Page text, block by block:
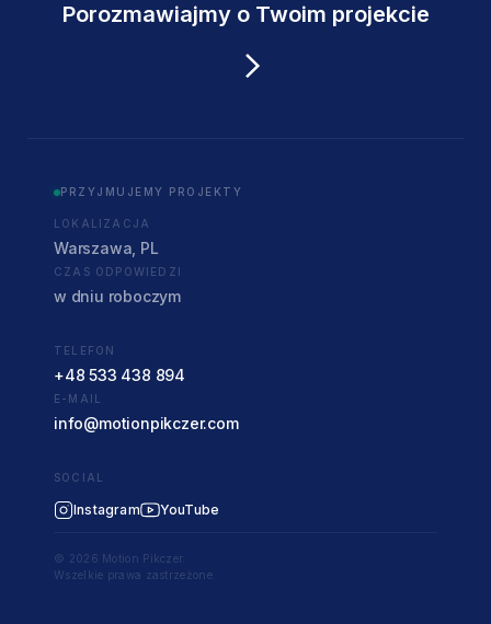
Porozmawiajmy o Twoim projekcie
PRZYJMUJEMY PROJEKTY
LOKALIZACJA
Warszawa, PL
CZAS ODPOWIEDZI
w dniu roboczym
TELEFON
+48 533 438 894
E-MAIL
info@motionpikczer.com
SOCIAL
Instagram YouTube
© 2026 Motion Pikczer.
Wszelkie prawa zastrzeżone.